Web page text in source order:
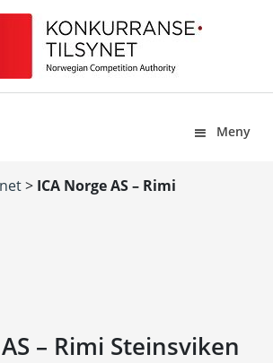
Meny
> ICA Norge AS – Rimi
– Rimi Steinsviken